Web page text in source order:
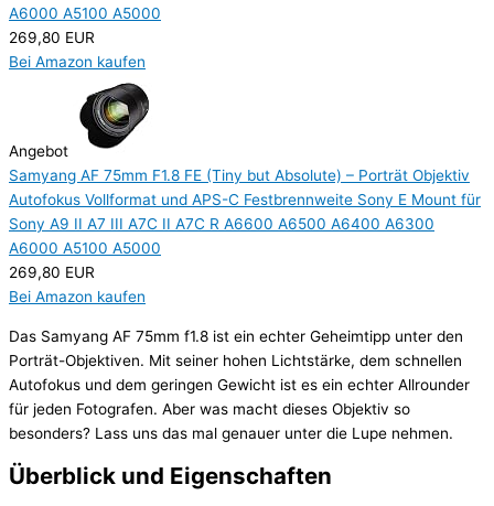
A6000 A5100 A5000
269,80 EUR
Bei Amazon kaufen
Angebot
Samyang AF 75mm F1.8 FE (Tiny but Absolute) – Porträt Objektiv
Autofokus Vollformat und APS-C Festbrennweite Sony E Mount für
Sony A9 II A7 III A7C II A7C R A6600 A6500 A6400 A6300
A6000 A5100 A5000
269,80 EUR
Bei Amazon kaufen
Das Samyang AF 75mm f1.8 ist ein echter Geheimtipp unter den
Porträt-Objektiven. Mit seiner hohen Lichtstärke, dem schnellen
Autofokus und dem geringen Gewicht ist es ein echter Allrounder
für jeden Fotografen. Aber was macht dieses Objektiv so
besonders? Lass uns das mal genauer unter die Lupe nehmen.
Überblick und Eigenschaften